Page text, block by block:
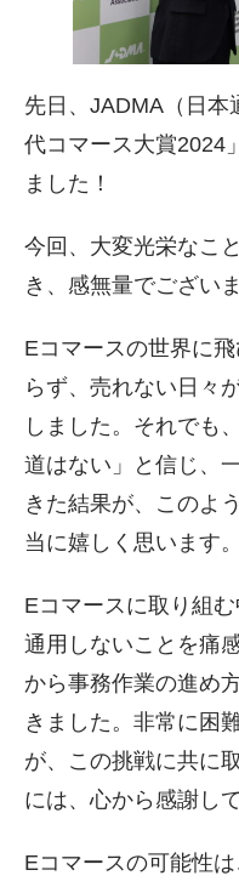
先日、JADMA（日本
代コマース大賞2024
ました！
今回、大変光栄なこ
き、感無量でございま
Eコマースの世界に
らず、売れない日々
しました。それでも
道はない」と信じ、
きた結果が、このよ
当に嬉しく思います。
Eコマースに取り組
通用しないことを痛
から事務作業の進め
きました。非常に困
が、この挑戦に共に
には、心から感謝し
Eコマースの可能性